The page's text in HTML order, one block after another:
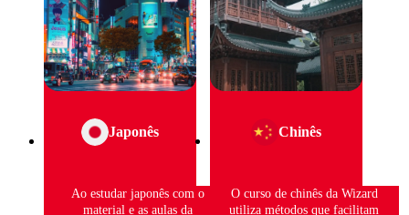
Japonês
Ao estudar japonês com o
material e as aulas da
Chinês
O curso de chinês da Wizard
utiliza métodos que facilitam